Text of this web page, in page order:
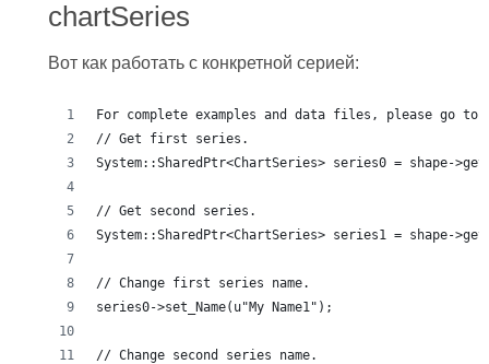
chartSeries
Вот как работать с конкретной серией:
For complete examples and data files, please go to
// Get first series.
System::SharedPtr<ChartSeries> series0 = shape-
// Get second series.
System::SharedPtr<ChartSeries> series1 = shape-
// Change first series name.
series0->set_Name(u"My Name1");
// Change second series name.